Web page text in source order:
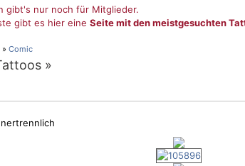
gibt's nur noch für Mitglieder.
gibt es hier eine Seite mit den meistgesuchten
» Comic
»